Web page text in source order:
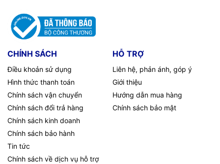
CHÍNH SÁCH
Điều khoản sử dụng
Hình thức thanh toán
Chính sách vận chuyển
Chính sách đổi trả hàng
Chính sách kinh doanh
Chính sách bảo hành
Tin tức
Chính sách về dịch vụ hỗ trợ
HỖ TRỢ
Liên hệ, phản ánh, góp ý
Giới thiệu
Hướng dẫn mua hàng
Chính sách bảo mật